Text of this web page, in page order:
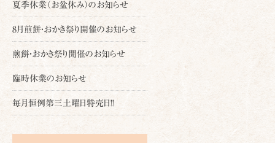
夏季休業（お盆休み）のお知らせ
8月煎餅・おかき祭り開催のお知らせ
煎餅・おかき祭り開催のお知らせ
臨時休業のお知らせ
毎月恒例第三土曜日特売日!!